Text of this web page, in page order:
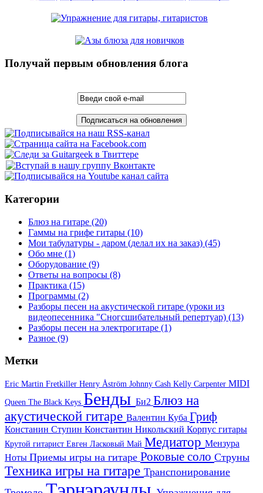
Получай первым обновления блога
Категории
Блюз на гитаре (20)
Гаммы на грифе гитары (10)
Мои табулатуры - даром (делал их на заказ) (45)
Обо мне (1)
Оборудование (9)
Ответы на вопросы (8)
Практика (15)
Программы (2)
Разборы песен на акустической гитаре (уроки из
видеопесенника "Сногсшибательный репертуар) (13)
Разборы песен на электрогитаре (1)
Разное (9)
Метки
Eric Martin Fretkiller Henry Åström Johnny Cash Kelly Carpenter MIDI
Queen The Black Keys Бенды Би2 Блюз на
акустической гитаре Валентин Куба Гриф
Констанин Ступин Константин Никольский Корпус гитары
Крутой гитарист Евген Ласковый Май Медиатор Мензура
Ноты Приемы игры на гитаре Роковые соло Струны
Техника игры на гитаре Транспонирование